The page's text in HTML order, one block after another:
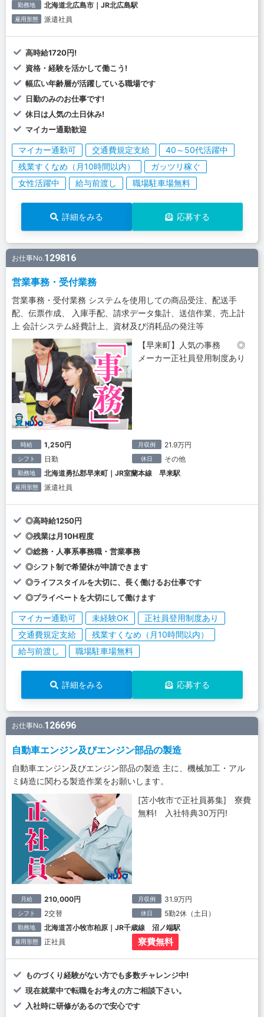
勤務地 北海道北広島市｜JR北広島駅
雇用形態 派遣社員
高時給1720円!
資格・経験を活かして働こう!
幅広い年齢層が活躍している職場です
日勤のみのお仕事です!
休日は人気の土日休み!
マイカー通勤歓迎
マイカー通勤可 交通費規定支給
40～50代活躍中
残業すくなめ（月10時間以内）
ガッツリ稼ぐ
女性活躍中
給与前渡し 職場駐車場無料
詳細をみる 応募する
お仕事No.129816
営業事務・受付業務
営業事務・受付業務 システムを使用しての商品受注、配送手
配、伝票作成、 入庫手配、請求データ集計、送信作業、売上計
上 会計システム経費計上、資材及び消耗品の発注等
【早来町】人気の事務 ◎
メーカー正社員登用制度あり
時給 1,250円 月収例 21.9万円
シフト 日勤 休日 その他
勤務地 北海道勇払郡早来町｜JR室蘭本線 早来駅
雇用形態 派遣社員
◎高時給1250円
◎残業は月10H程度
◎総務・人事系事務職・営業事務
◎シフト制で希望休が申請できます
◎ライフスタイルを大切に、長く働けるお仕事です
◎プライベートを大切にして働けます
マイカー通勤可 未経験OK
正社員登用制度あり
交通費規定支給
残業すくなめ（月10時間以内）
給与前渡し
職場駐車場無料
詳細をみる 応募する
お仕事No.126696
自動車エンジン及びエンジン部品の製造
自動車エンジン及びエンジン部品の製造 主に、機械加工・アル
ミ鋳造に関わる製造作業をお願いします。
[苫小牧市で正社員募集] 寮費
無料! 入社特典30万円!
月給 210,000円 月収例 31.9万円
シフト 2交替 休日 5勤2休（土日）
勤務地 北海道苫小牧市柏原｜JR千歳線 沼ノ端駅
雇用形態 正社員 寮費無料
ものづくり経験がない方でも多数チャレンジ中!
現在就業中で転職をお考えの方ご相談下さい。
入社時に研修があるので安心です